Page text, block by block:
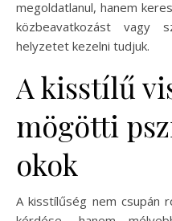
megoldatlanul, hanem
közbeavatkozást vagy
helyzetet kezelni tudjuk.
A kisstílű
mögötti
okok
A kisstílűség nem csupán